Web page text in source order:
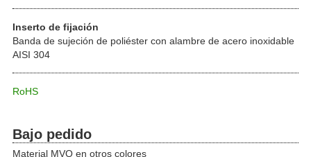
Inserto de fijación
Banda de sujeción de poliéster con alambre de acero inoxidable
AISI 304
RoHS
Bajo pedido
Material MVQ en otros colores